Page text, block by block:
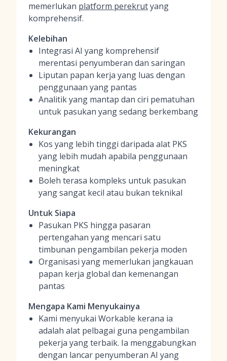
memerlukan platform perekrutyang
komprehensif.
Kelebihan
Integrasi AI yang komprehensif
merentasi penyumberan dan saringan
Liputan papan kerja yang luas dengan
penggunaan yang pantas
Analitik yang mantap dan ciri pematuhan
untuk pasukan yang sedang berkembang
Kekurangan
Kos yang lebih tinggi daripada alat PKS
yang lebih mudah apabila penggunaan
meningkat
Boleh terasa kompleks untuk pasukan
yang sangat kecil atau bukan teknikal
Untuk Siapa
Pasukan PKS hingga pasaran
pertengahan yang mencari satu
timbunan pengambilan pekerja moden
Organisasi yang memerlukan jangkauan
papan kerja global dan kemenangan
pantas
Mengapa Kami Menyukainya
Kami menyukai Workable kerana ia
adalah alat pelbagai guna pengambilan
pekerja yang terbaik. Ia menggabungkan
dengan lancar penyumberan AI yang